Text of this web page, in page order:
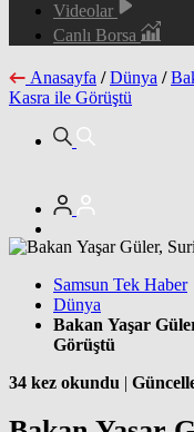
Videolar
Canlı Borsa
Anasayfa / Dünya /
Kasra ile Görüştü
Samsun Tek Haber
Dünya
Bakan Yaşar
Görüştü
34 kez okundu |